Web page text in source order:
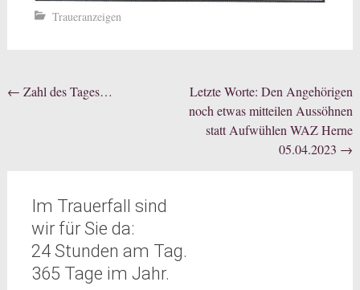
Traueranzeigen
Beitragsnavigation
← Zahl des Tages…
Letzte Worte: Den Angehörigen
noch etwas mitteilen Aussöhnen
statt Aufwühlen WAZ Herne
05.04.2023 →
Im Trauerfall sind
wir für Sie da:
24 Stunden am Tag.
365 Tage im Jahr.